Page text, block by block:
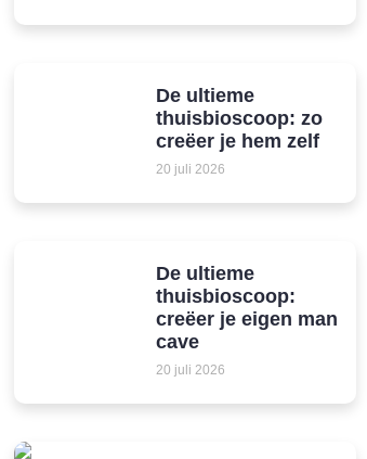
De ultieme
thuisbioscoop: zo
creëer je hem zelf
20 juli 2026
De ultieme
thuisbioscoop:
creëer je eigen man
cave
20 juli 2026